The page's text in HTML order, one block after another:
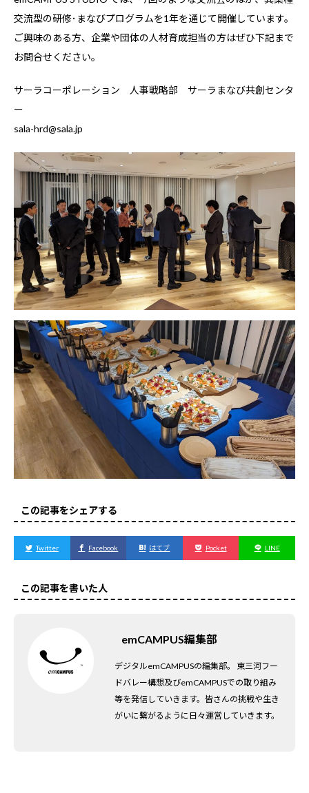
交流型の研修･まなびプログラムを1年を通じて開催しています。
ご興味のある方、企業や団体の人材育成担当の方はぜひ下記まで
お問合せください。
サーラコーポレーション 人事戦略部 サーラまなび共創センタ
ー
sala-hrd@sala.jp
この記事をシェアする
Twitter Facebook はてブ Pocket LINE
この記事を書いた人
emCAMPUS編集部
デジタルemCAMPUSの編集部。 東三河フー
ドバレー構想及びemCAMPUSでの取り組み
等を発信していきます。皆さんの挑戦や生き
がいに繋がるように日々運営していきます。